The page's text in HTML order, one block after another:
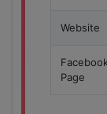
Website
Facebook
Page